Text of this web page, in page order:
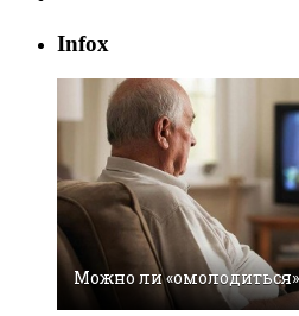
Infox
Можно ли «омолодиться»